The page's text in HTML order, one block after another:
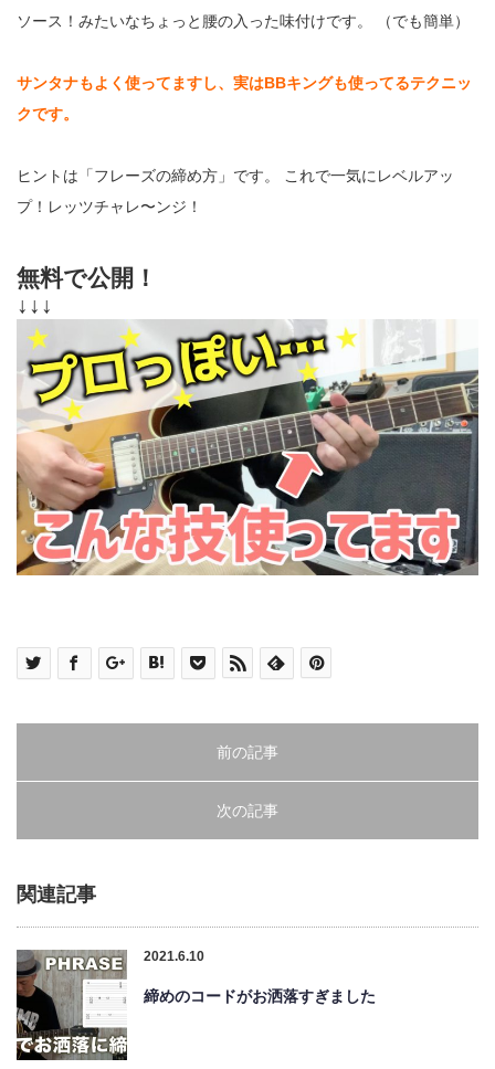
ソース！みたいなちょっと腰の入った味付けです。 （でも簡単）
サンタナもよく使ってますし、実はBBキングも使ってるテクニッ
クです。
ヒントは「フレーズの締め方」です。 これで一気にレベルアッ
プ！レッツチャレ〜ンジ！
無料で公開！
↓↓↓
前の記事
次の記事
関連記事
2021.6.10
締めのコードがお洒落すぎました